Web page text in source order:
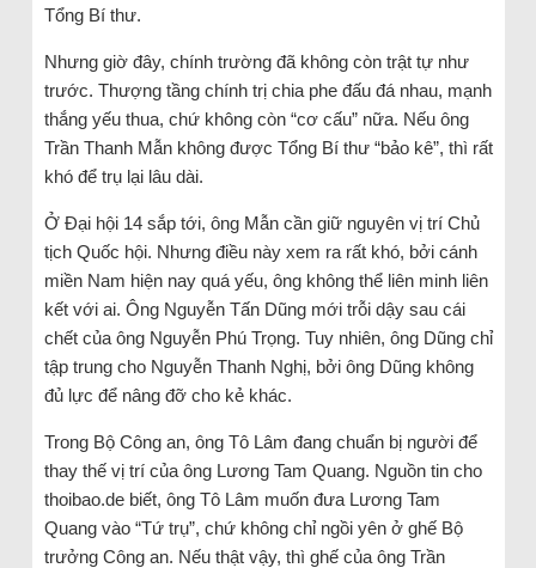
Tổng Bí thư.
Nhưng giờ đây, chính trường đã không còn trật tự như
trước. Thượng tầng chính trị chia phe đấu đá nhau, mạnh
thắng yếu thua, chứ không còn “cơ cấu” nữa. Nếu ông
Trần Thanh Mẫn không được Tổng Bí thư “bảo kê”, thì rất
khó để trụ lại lâu dài.
Ở Đại hội 14 sắp tới, ông Mẫn cần giữ nguyên vị trí Chủ
tịch Quốc hội. Nhưng điều này xem ra rất khó, bởi cánh
miền Nam hiện nay quá yếu, ông không thể liên minh liên
kết với ai. Ông Nguyễn Tấn Dũng mới trỗi dậy sau cái
chết của ông Nguyễn Phú Trọng. Tuy nhiên, ông Dũng chỉ
tập trung cho Nguyễn Thanh Nghị, bởi ông Dũng không
đủ lực để nâng đỡ cho kẻ khác.
Trong Bộ Công an, ông Tô Lâm đang chuẩn bị người để
thay thế vị trí của ông Lương Tam Quang. Nguồn tin cho
thoibao.de biết, ông Tô Lâm muốn đưa Lương Tam
Quang vào “Tứ trụ”, chứ không chỉ ngồi yên ở ghế Bộ
trưởng Công an. Nếu thật vậy, thì ghế của ông Trần